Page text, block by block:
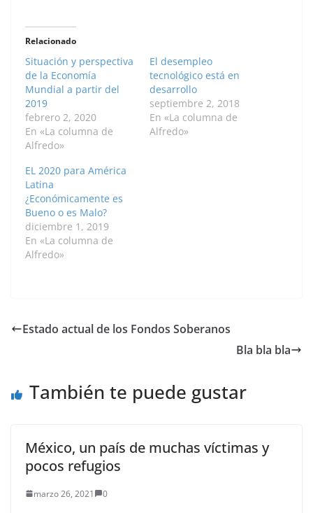
Relacionado
Situación y perspectiva
de la Economía
Mundial a partir del
2019
febrero 2, 2020
En «La columna de
Alfredo»
El desempleo
tecnológico está en
desarrollo
septiembre 2, 2018
En «La columna de
Alfredo»
EL 2020 para América
Latina
¿Económicamente es
Bueno o es Malo?
diciembre 1, 2019
En «La columna de
Alfredo»
Estado actual de los Fondos Soberanos
Bla bla bla
También te puede gustar
México, un país de muchas víctimas y
pocos refugios
marzo 26, 2021 0